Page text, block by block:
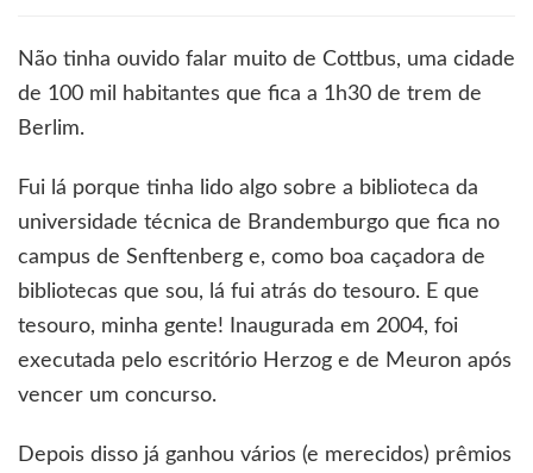
maravilhosa
Não tinha ouvido falar muito de Cottbus, uma cidade
de 100 mil habitantes que fica a 1h30 de trem de
Berlim.
Fui lá porque tinha lido algo sobre a biblioteca da
universidade técnica de Brandemburgo que fica no
campus de Senftenberg e, como boa caçadora de
bibliotecas que sou, lá fui atrás do tesouro. E que
tesouro, minha gente! Inaugurada em 2004, foi
executada pelo escritório Herzog e de Meuron após
vencer um concurso.
Depois disso já ganhou vários (e merecidos) prêmios